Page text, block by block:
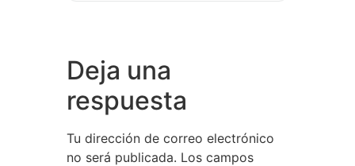
Deja una
respuesta
Tu dirección de correo electrónico
no será publicada. Los campos